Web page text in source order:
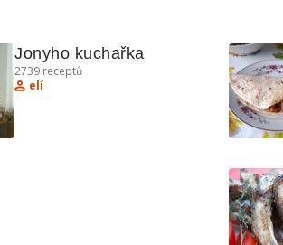
Jonyho kuchařka
2739 receptů
elí